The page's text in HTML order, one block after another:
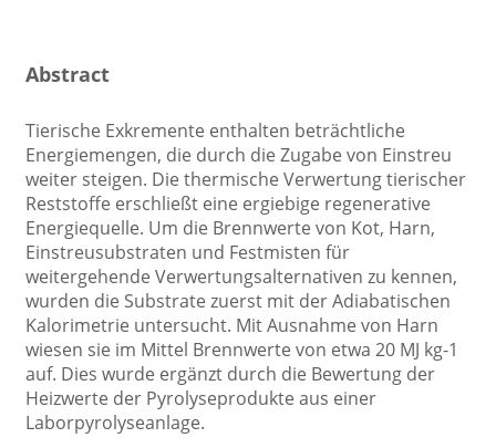
Abstract
Tierische Exkremente enthalten beträchtliche
Energiemengen, die durch die Zugabe von Einstreu
weiter steigen. Die thermische Verwertung tierischer
Reststoffe erschließt eine ergiebige regenerative
Energiequelle. Um die Brennwerte von Kot, Harn,
Einstreusubstraten und Festmisten für
weitergehende Verwertungsalternativen zu kennen,
wurden die Substrate zuerst mit der Adiabatischen
Kalorimetrie untersucht. Mit Ausnahme von Harn
wiesen sie im Mittel Brennwerte von etwa 20 MJ kg-1
auf. Dies wurde ergänzt durch die Bewertung der
Heizwerte der Pyrolyseprodukte aus einer
Laborpyrolyseanlage.